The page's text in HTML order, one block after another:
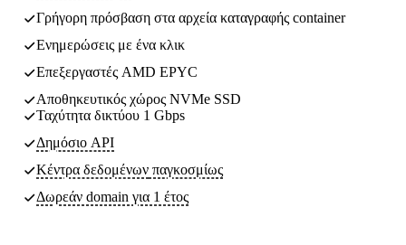
Γρήγορη πρόσβαση στα αρχεία καταγραφής container
Ενημερώσεις με ένα κλικ
Επεξεργαστές AMD EPYC
Αποθηκευτικός χώρος NVMe SSD
Ταχύτητα δικτύου 1 Gbps
Δημόσιο API
Κέντρα δεδομένων παγκοσμίως
Δωρεάν domain για 1 έτος